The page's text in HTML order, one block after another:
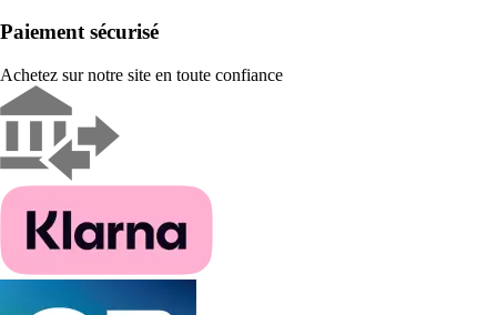
Paiement sécurisé
Achetez sur notre site en toute confiance